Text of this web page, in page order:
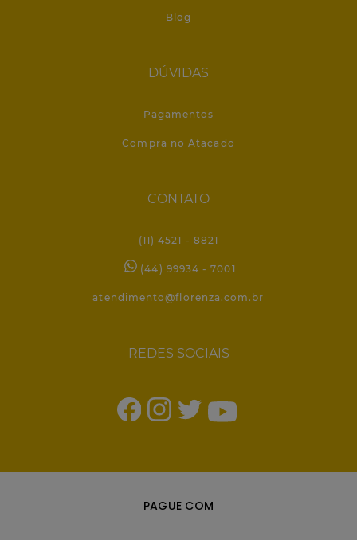
Blog
DÚVIDAS
Pagamentos
Compra no Atacado
CONTATO
(11) 4521 - 8821
(44) 99934 - 7001
atendimento@florenza.com.br
REDES SOCIAIS
PAGUE COM